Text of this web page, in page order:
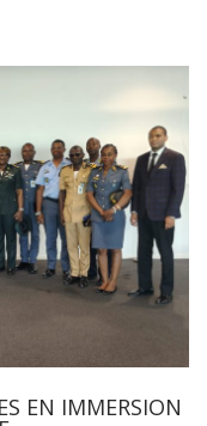
EN IMMERSION